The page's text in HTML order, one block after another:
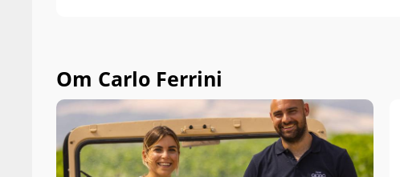
Om Carlo Ferrini